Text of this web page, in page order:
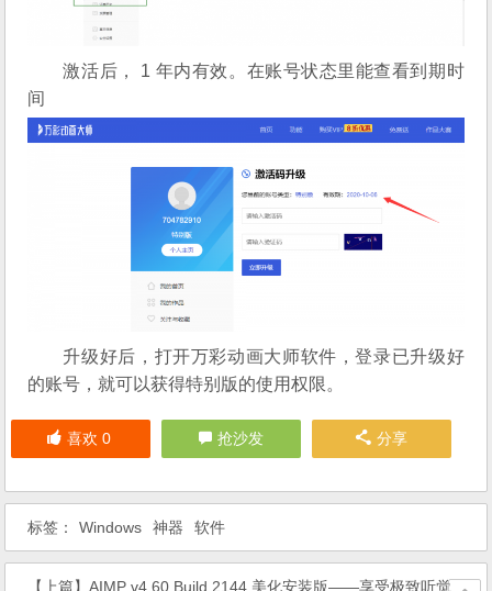
激活后， 1 年内有效。在账号状态里能查看到期时
间
升级好后，打开万彩动画大师软件，登录已升级好
的账号，就可以获得特别版的使用权限。
喜欢 0 抢沙发 分享
标签： Windows 神器 软件
【上篇】AIMP v4.60 Build 2144 美化安装版——享受极致听觉